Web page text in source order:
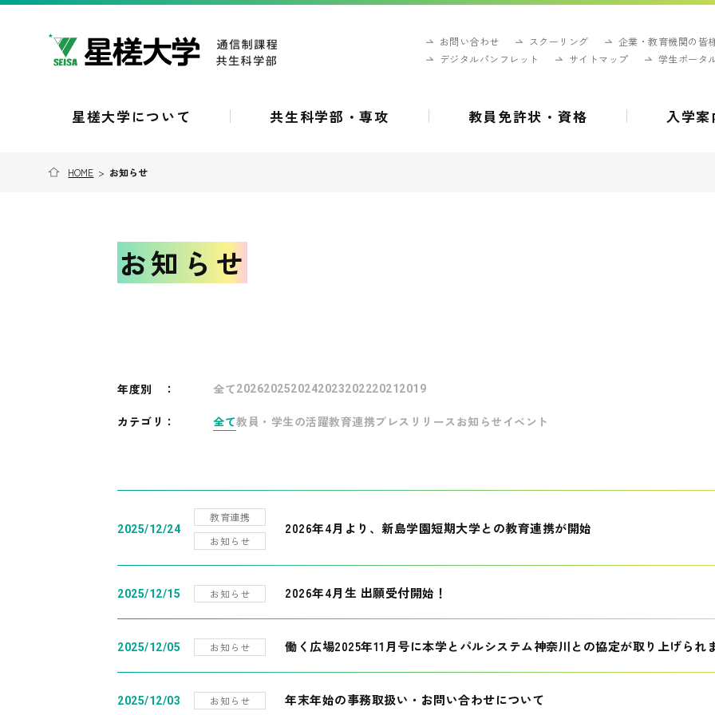
お問い合わせ スクーリング
企業・教育機関の皆
デジタルパンフレット
サイトマップ 学生ポータ
星槎大学について 共生科学部・専攻 教員免許状・資格 入学案
HOME > お知らせ
お知らせ
年度別 ： 全て202620252024202320222021 2019
カテゴリ： 全て教員・学生の活躍教育連携プレスリリース お知らせ イベント
2025/12/24
教育連携
お知らせ
2026年4月より、新島学園短期大学との教育連携が開始
2025/12/15 お知らせ 2026年4月生 出願受付開始！
2025/12/05 お知らせ 働く広場2025年11月号に本学とパルシステム神奈川との協定が取り上げられ
2025/12/03 お知らせ 年末年始の事務取扱い・お問い合わせについて